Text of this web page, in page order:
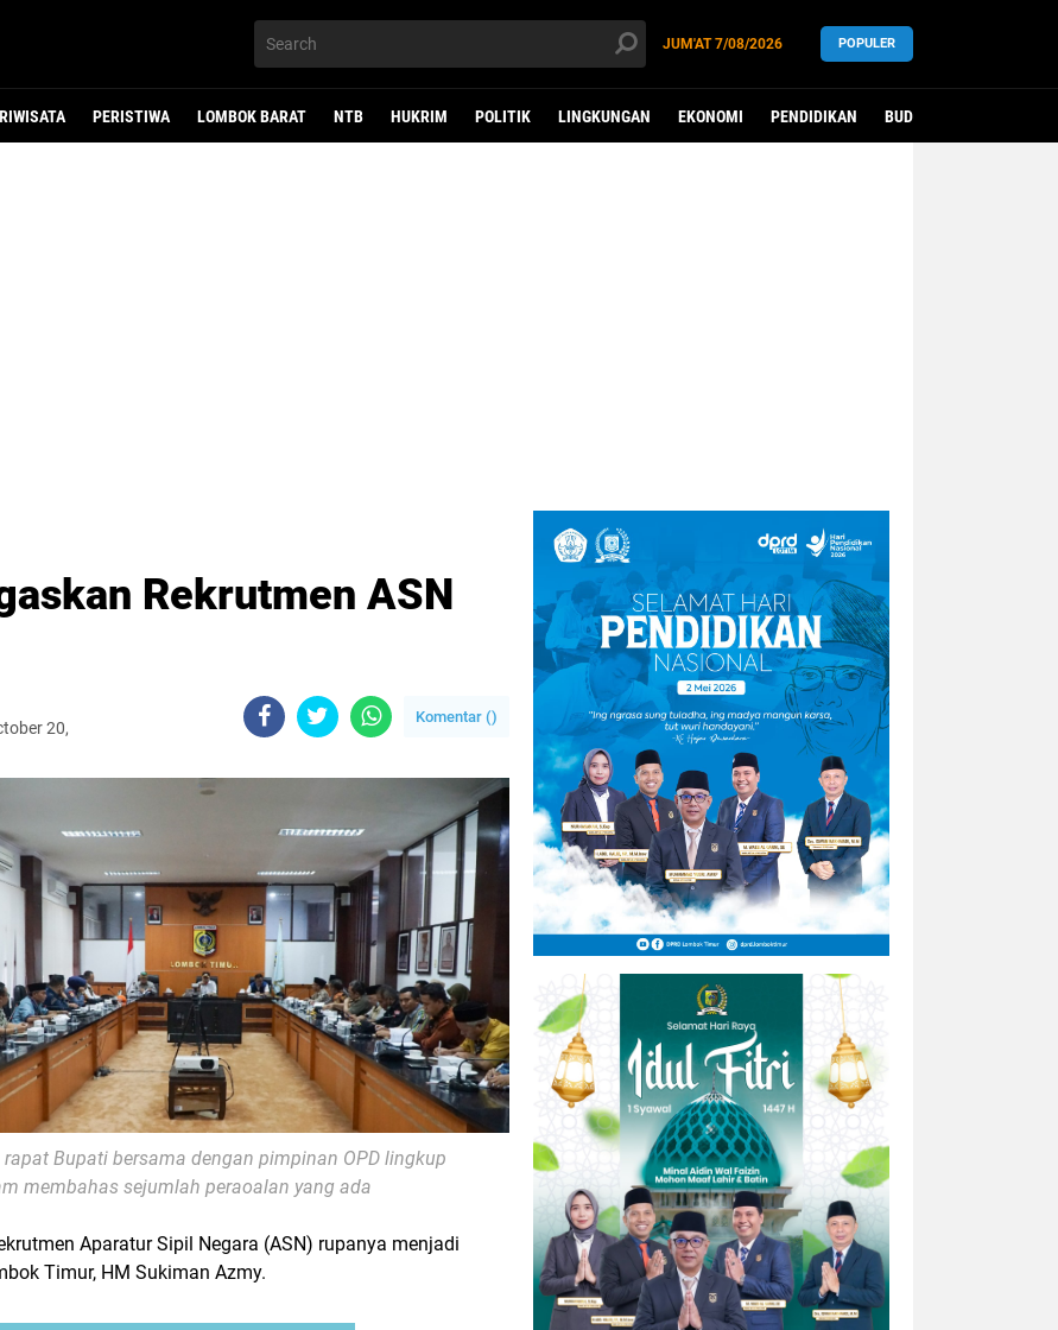
JUM'AT7/08/2026 POPULER
PERISTIWA LOMBOK BARAT NTB HUKRIM POLITIK LINGKUNGAN EKONOMI PENDIDIKAN BUDAYA
Rekrutmen ASN
20,
Komentar ()
Bupati bersama dengan pimpinan OPD lingkup
membahas sejumlah peraoalan yang ada
Aparatur Sipil Negara (ASN) rupanya menjadi
Timur, HM Sukiman Azmy.